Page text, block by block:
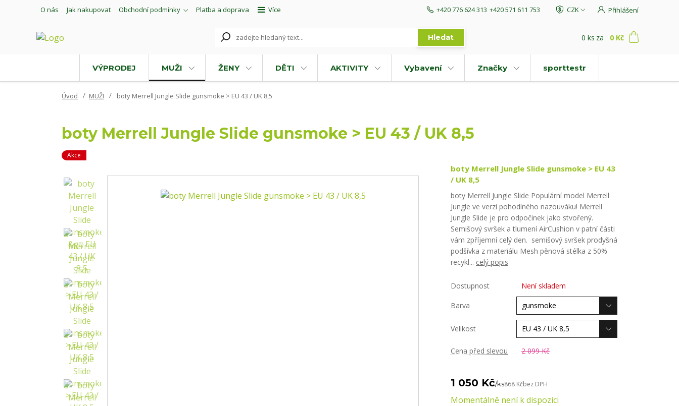
O nás Jak nakupovat Obchodní podmínky Platba a doprava Více CZK Přihlášení
Hledat
+420 776 624 313 +420 571 611 753
0 ks za 0 Kč
VÝPRODEJ MUŽI ŽENY DĚTI AKTIVITY Vybavení Značky sporttestr
Úvod MUŽI boty Merrell Jungle Slide gunsmoke > EU 43 / UK 8,5
boty Merrell Jungle Slide gunsmoke > EU 43 / UK 8,5
Akce
boty Merrell Jungle Slide gunsmoke > EU 43
/ UK 8,5
boty Merrell Jungle Slide Populární model Merrell
Jungle ve verzi pohodlného nazouváku! Merrell
Jungle Slide je pro odpočinek jako stvořený.
Semišový svršek a tlumení AirCushion v patní části
vám zpříjemní celý den. semišový svršek prodyšná
podšívka z materiálu Mesh pěnová stélka z 50%
recykl... celý popis
Dostupnost Není skladem
Barva
Velikost
Cena před slevou 2 099 Kč
1 050 Kč/ks868 Kčbez DPH
Momentálně není k dispozici